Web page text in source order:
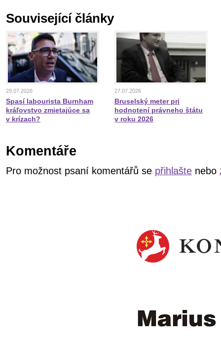
Související články
29.07.2026
Spasí labourista Burnham
kráľovstvo zmietajúce sa
v krízach?
27.07.2026
Bruselský meter pri
hodnotení právneho štátu
v roku 2026
Komentáře
Pro možnost psaní komentářů se přihlašte nebo